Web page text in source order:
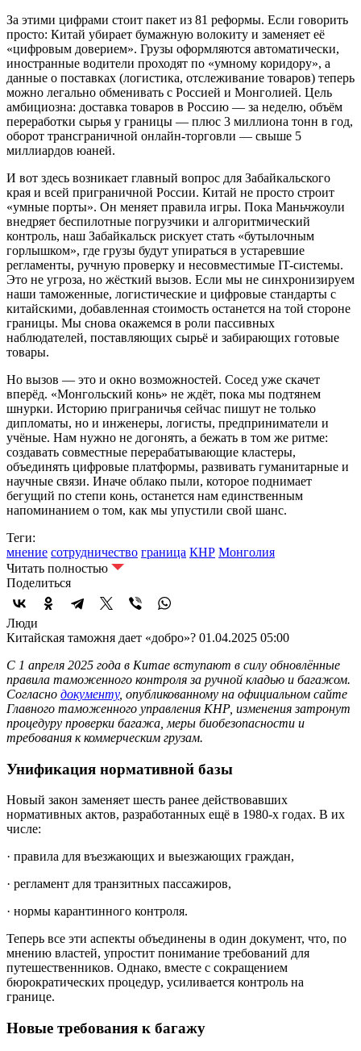
За этими цифрами стоит пакет из 81 реформы. Если говорить
просто: Китай убирает бумажную волокиту и заменяет её
«цифровым доверием». Грузы оформляются автоматически,
иностранные водители проходят по «умному коридору», а
данные о поставках (логистика, отслеживание товаров) теперь
можно легально обменивать с Россией и Монголией. Цель
амбициозна: доставка товаров в Россию — за неделю, объём
переработки сырья у границы — плюс 3 миллиона тонн в год,
оборот трансграничной онлайн-торговли — свыше 5
миллиардов юаней.
И вот здесь возникает главный вопрос для Забайкальского
края и всей приграничной России. Китай не просто строит
«умные порты». Он меняет правила игры. Пока Маньчжоули
внедряет беспилотные погрузчики и алгоритмический
контроль, наш Забайкальск рискует стать «бутылочным
горлышком», где грузы будут упираться в устаревшие
регламенты, ручную проверку и несовместимые IT-системы.
Это не угроза, но жёсткий вызов. Если мы не синхронизируем
наши таможенные, логистические и цифровые стандарты с
китайскими, добавленная стоимость останется на той стороне
границы. Мы снова окажемся в роли пассивных
наблюдателей, поставляющих сырьё и забирающих готовые
товары.
Но вызов — это и окно возможностей. Сосед уже скачет
вперёд. «Монгольский конь» не ждёт, пока мы подтянем
шнурки. Историю приграничья сейчас пишут не только
дипломаты, но и инженеры, логисты, предприниматели и
учёные. Нам нужно не догонять, а бежать в том же ритме:
создавать совместные перерабатывающие кластеры,
объединять цифровые платформы, развивать гуманитарные и
научные связи. Иначе облако пыли, которое поднимает
бегущий по степи конь, останется нам единственным
напоминанием о том, как мы упустили свой шанс.
Теги:
мнение сотрудничество граница КНР Монголия
Читать полностью
Поделиться
Люди
Китайская таможня дает «добро»? 01.04.2025 05:00
С 1 апреля 2025 года в Китае вступают в силу обновлённые
правила таможенного контроля за ручной кладью и багажом.
Согласно документу, опубликованному на официальном сайте
Главного таможенного управления КНР, изменения затронут
процедуру проверки багажа, меры биобезопасности и
требования к коммерческим грузам.
Унификация нормативной базы
Новый закон заменяет шесть ранее действовавших
нормативных актов, разработанных ещё в 1980-х годах. В их
числе:
· правила для въезжающих и выезжающих граждан,
· регламент для транзитных пассажиров,
· нормы карантинного контроля.
Теперь все эти аспекты объединены в один документ, что, по
мнению властей, упростит понимание требований для
путешественников. Однако, вместе с сокращением
бюрократических процедур, усиливается контроль на
границе.
Новые требования к багажу